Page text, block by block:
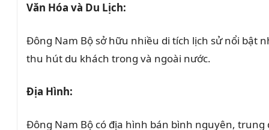
Văn Hóa và Du Lịch:
Đông Nam Bộ sở hữu nhiều di tích lịch sử nổi bật
thu hút du khách trong và ngoài nước.
Địa Hình:
Đông Nam Bộ có địa hình bán bình nguyên,